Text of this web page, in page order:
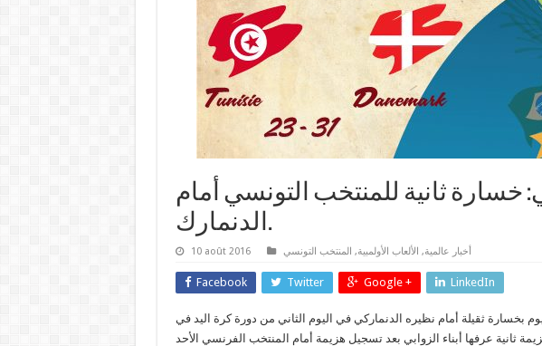
الثاني: خسارة ثانية للمنتخب التونسي أمام
الدنمارك.
10 août 2016 أخبار عالمية, الألعاب الأولمبية, المنتخب التونسي
Facebook Twitter Google + LinkedIn
بخسارة ثقيلة أمام نظيره الدنماركي في اليوم الثاني من دورة كرة اليد في
2016 كانت نتيجتها 31-23. هزيمة ثانية عرفها أبناء الزوابي بعد تسجيل هزيمة أمام المنتخب الفرنسي الأحد